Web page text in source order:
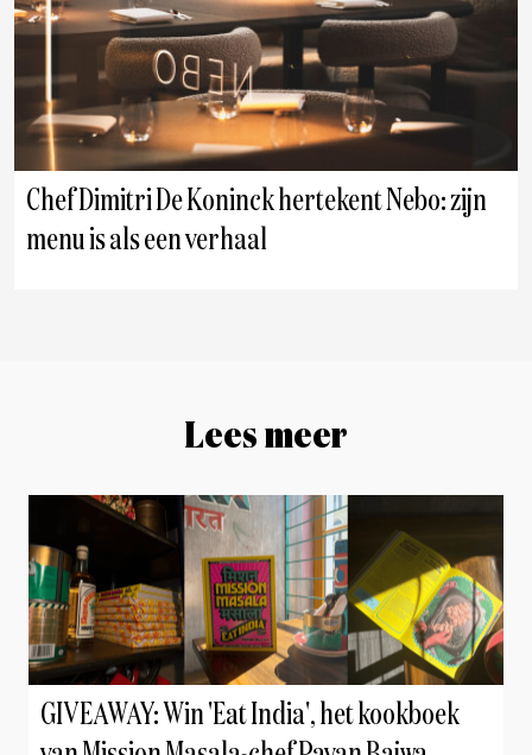
Chef Dimitri De Koninck hertekent Nebo: zijn
menu is als een verhaal
Lees meer
GIVEAWAY: Win 'Eat India', het kookboek